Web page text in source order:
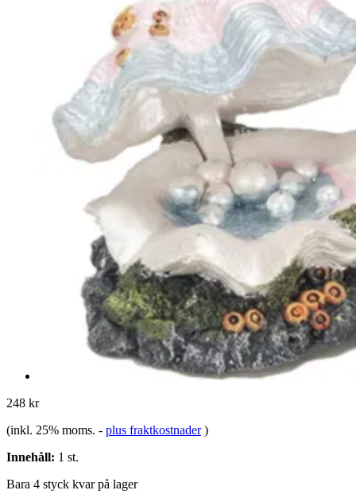
248 kr
(inkl. 25% moms. - plus fraktkostnader )
Innehåll: 1 st.
Bara 4 styck kvar på lager